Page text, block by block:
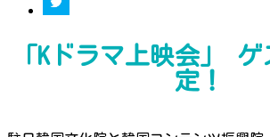
「Kドラマ上映会」
定！